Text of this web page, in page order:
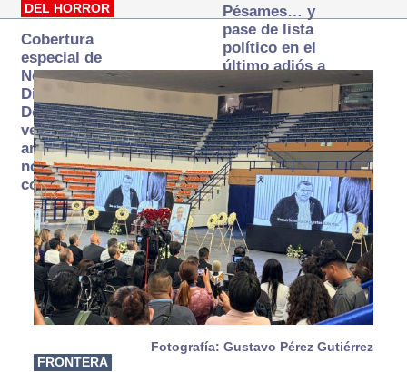
DEL HORROR
Cobertura
especial de
Norte
Digital:
Donde la
verdad
arde… pero
no se
consume
Pésames… y
pase de lista
político en el
último adiós a
Papá Grande
Fotografía: Gustavo Pérez Gutiérrez
FRONTERA